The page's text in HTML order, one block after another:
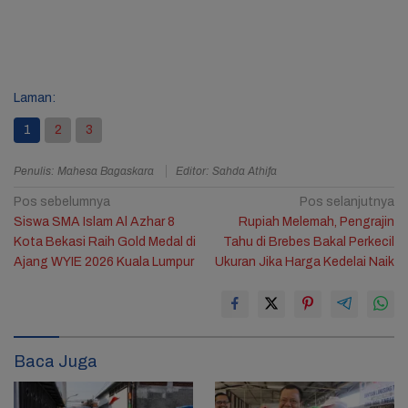
Laman:
1 2 3
Penulis: Mahesa Bagaskara Editor: Sahda Athifa
Navigasi
pos
Pos sebelumnya
Siswa SMA Islam Al Azhar 8
Kota Bekasi Raih Gold Medal di
Ajang WYIE 2026 Kuala Lumpur
Pos selanjutnya
Rupiah Melemah, Pengrajin
Tahu di Brebes Bakal Perkecil
Ukuran Jika Harga Kedelai Naik
Baca Juga